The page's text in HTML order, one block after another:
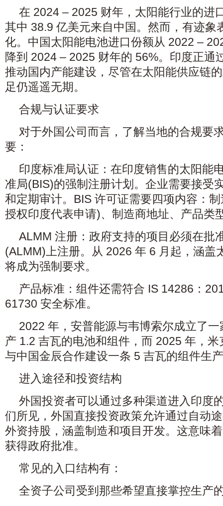
在 2024 – 2025 财年，太阳能行业的进
其中 38.9 亿美元来自中国。然而，有迹象
化。中国太阳能电池进口份额从 2022 –
降到 2024 – 2025 财年的 56%。印度正通
推动国内产能建设，尽管在太阳能供应链
足仍遥遥无期。
合规与认证要求
对于外国公司而言，了解当地的合规要
要：
印度标准局认证：在印度销售的太阳能
准局(BIS)的强制注册计划。企业需要接受
和定期审计。BIS 许可证需要四项内容：
授权印度代表申请)、制造商地址、产品类
ALMM 注册：政府支持的项目必须在批
(ALMM)上注册。从 2026 年 6 月起，涵盖
将成为强制要求。
产品标准：组件还需符合 IS 14286：
61730 安全标准。
2022 年，安普能源与韦博索尔成立了
产 1.2 吉瓦的电池和组件，而 2025 年，
与中国金辰合作建设一条 5 吉瓦的组件生
进入途径和投资结构
外国投资者可以通过多种渠道进入印度
们所见，外国直接投资政策允许通过自动
外资持股，涵盖制造和项目开发。这意味
获得政府批准。
常见的入口结构有：
全资子公司受到那些希望直接掌控生产